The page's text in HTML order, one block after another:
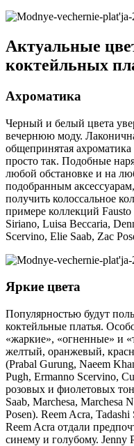
Актуальные
коктейльных
Ахроматика
Черный и белый цвета
вечернюю моду.
общепринятая
просто так. Подобные
любой обстановке и на
подобранным
получить колоссальное
примере коллекций
Siriano, Luisa Beccaria,
Scervino, Elie Saab, Zac
Яркие цвета
Популярностью будут
коктейльные платья.
«жаркие», «огненные» и
желтый, оранжевый,
(Prabal Gurung, Naeem
Pugh, Ermanno Scervino,
розовых и фиолетовых
Saab, Marchesa, Marchesa
Posen). Reem Acra,
Reem Acra отдали
синему и голубому. Jenny